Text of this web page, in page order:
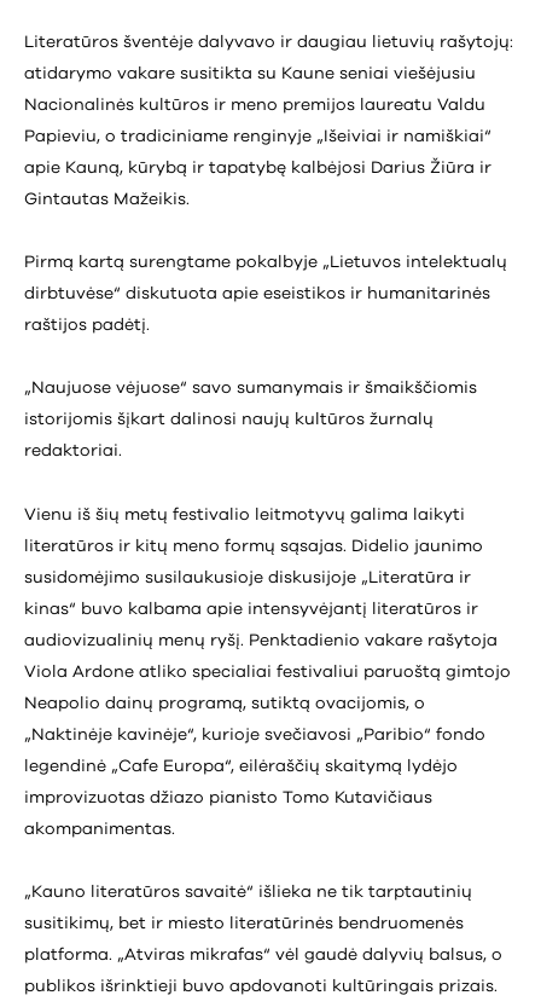
Literatūros šventėje dalyvavo ir daugiau lietuvių rašytojų:
atidarymo vakare susitikta su Kaune seniai viešėjusiu
Nacionalinės kultūros ir meno premijos laureatu Valdu
Papieviu, o tradiciniame renginyje „Išeiviai ir namiškiai“
apie Kauną, kūrybą ir tapatybę kalbėjosi Darius Žiūra ir
Gintautas Mažeikis.
Pirmą kartą surengtame pokalbyje „Lietuvos intelektualų
dirbtuvėse“ diskutuota apie eseistikos ir humanitarinės
raštijos padėtį.
„Naujuose vėjuose“ savo sumanymais ir šmaikščiomis
istorijomis šįkart dalinosi naujų kultūros žurnalų
redaktoriai.
Vienu iš šių metų festivalio leitmotyvų galima laikyti
literatūros ir kitų meno formų sąsajas. Didelio jaunimo
susidomėjimo susilaukusioje diskusijoje „Literatūra ir
kinas“ buvo kalbama apie intensyvėjantį literatūros ir
audiovizualinių menų ryšį. Penktadienio vakare rašytoja
Viola Ardone atliko specialiai festivaliui paruoštą gimtojo
Neapolio dainų programą, sutiktą ovacijomis, o
„Naktinėje kavinėje“, kurioje svečiavosi „Paribio“ fondo
legendinė „Cafe Europa“, eilėraščių skaitymą lydėjo
improvizuotas džiazo pianisto Tomo Kutavičiaus
akompanimentas.
„Kauno literatūros savaitė“ išlieka ne tik tarptautinių
susitikimų, bet ir miesto literatūrinės bendruomenės
platforma. „Atviras mikrafas“ vėl gaudė dalyvių balsus, o
publikos išrinktieji buvo apdovanoti kultūringais prizais.